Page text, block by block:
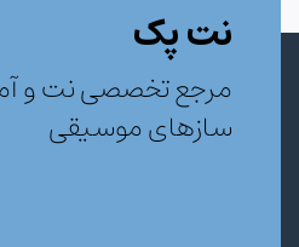
نت پک
مرجع تخصصی نت و
سازهای موسیقی